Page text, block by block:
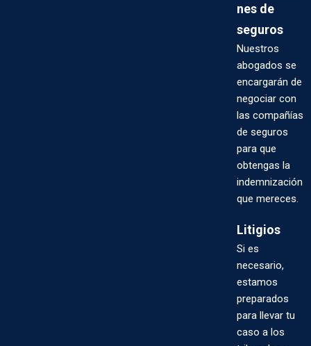
nes de
seguros
Nuestros
abogados se
encargarán de
negociar con
las compañías
de seguros
para que
obtengas la
indemnización
que mereces.
Litigios
Si es
necesario,
estamos
preparados
para llevar tu
caso a los